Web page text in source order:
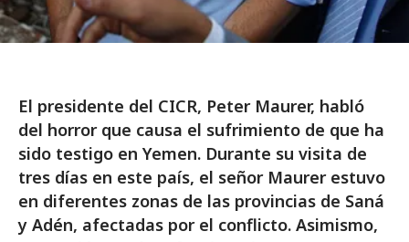
El presidente del CICR, Peter Maurer, habló
del horror que causa el sufrimiento de que ha
sido testigo en Yemen. Durante su visita de
tres días en este país, el señor Maurer estuvo
en diferentes zonas de las provincias de Saná
y Adén, afectadas por el conflicto. Asimismo,